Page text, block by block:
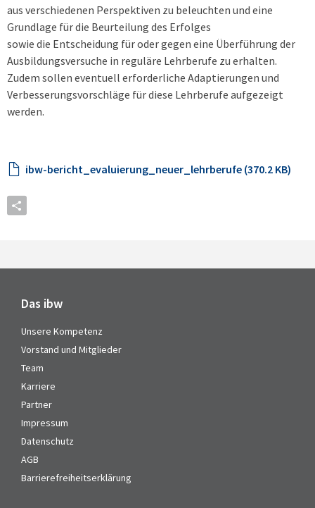
aus verschiedenen Perspektiven zu beleuchten und eine
Grundlage für die Beurteilung des Erfolges
sowie die Entscheidung für oder gegen eine Überführung der
Ausbildungsversuche in reguläre Lehrberufe zu erhalten.
Zudem sollen eventuell erforderliche Adaptierungen und
Verbesserungsvorschläge für diese Lehrberufe aufgezeigt
werden.
ibw-bericht_evaluierung_neuer_lehrberufe (370.2 KB)
Das ibw
Unsere Kompetenz
Vorstand und Mitglieder
Team
Karriere
Partner
Impressum
Datenschutz
AGB
Barrierefreiheitserklärung